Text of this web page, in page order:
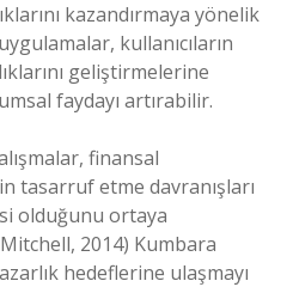
kazandırmaya yönelik
kullanıcıların
geliştirmelerine
faydayı artırabilir.
finansal
tasarruf etme davranışları
olduğunu ortaya
2014) Kumbara
hedeflerine ulaşmayı